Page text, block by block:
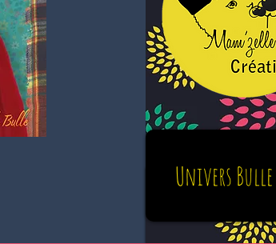
Univers Bulle